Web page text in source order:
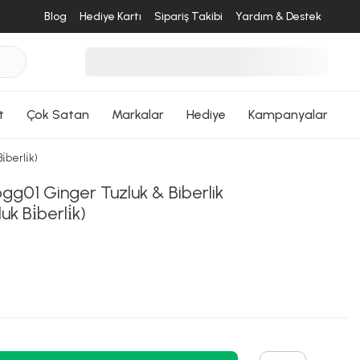
Blog Hediye Kartı Sipariş Takibi Yardım & Destek
Çok Satan Markalar Hediye Kampanyalar
Ginger Tuzluk & Biberlik
Bi̇berli̇k)